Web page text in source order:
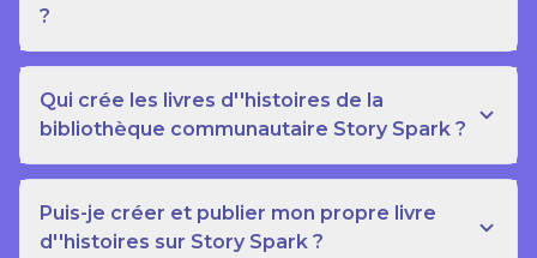
?
Qui crée les livres d''histoires de la
bibliothèque communautaire Story Spark ?
Puis-je créer et publier mon propre livre
d''histoires sur Story Spark ?